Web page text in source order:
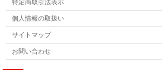
特定商取引法表示
個人情報の取扱い
サイトマップ
お問い合わせ